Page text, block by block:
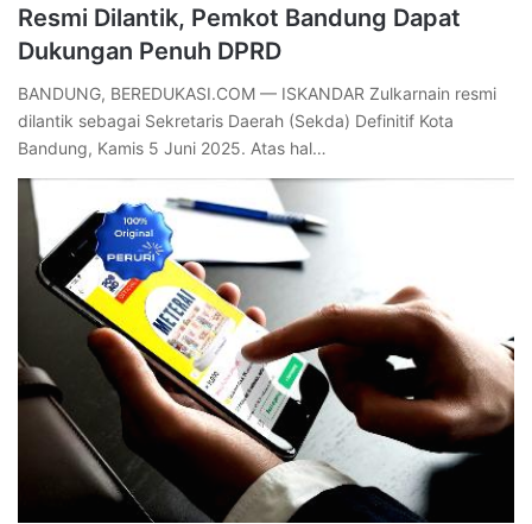
Resmi Dilantik, Pemkot Bandung Dapat
Dukungan Penuh DPRD
BANDUNG, BEREDUKASI.COM — ISKANDAR Zulkarnain resmi
dilantik sebagai Sekretaris Daerah (Sekda) Definitif Kota
Bandung, Kamis 5 Juni 2025. Atas hal…